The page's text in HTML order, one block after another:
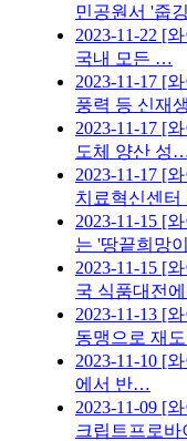
민공원서 '줍
2023-11-22 [
국내 모든 …
2023-11-17 [
풍력 등 신재
2023-11-17 [
도체 양산 성
2023-11-17 [
치료혁신센
2023-11-15 [
는 '땅끝희망
2023-11-15 [
국 식품대전
2023-11-13 [
동맹으로 재
2023-11-10 [
에서 반…
2023-11-09 [
크립트프로